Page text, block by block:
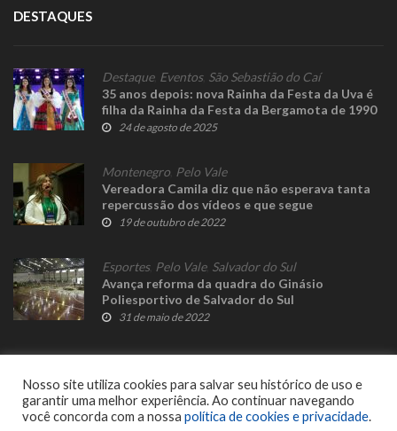
DESTAQUES
Destaque, Eventos, São Sebastião do Caí
35 anos depois: nova Rainha da Festa da Uva é
filha da Rainha da Festa da Bergamota de 1990
24 de agosto de 2025
Montenegro Pelo Vale
Vereadora Camila diz que não esperava tanta
repercussão dos vídeos e que segue
trabalhando normalmente
19 de outubro de 2022
Esportes, Pelo Vale, Salvador do Sul
Avança reforma da quadra do Ginásio
Poliesportivo de Salvador do Sul
31 de maio de 2022
Nosso site utiliza cookies para salvar seu histórico de uso e
garantir uma melhor experiência. Ao continuar navegando
você concorda com a nossa política de cookies e privacidade.